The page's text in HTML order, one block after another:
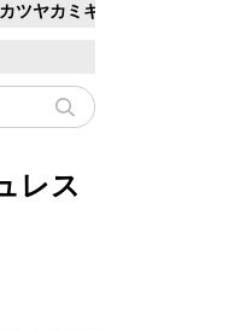
ツヤカミキリ
レス